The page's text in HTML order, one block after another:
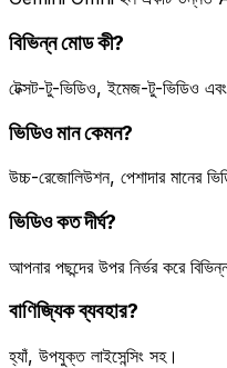
বিভিন্ন মোড কী?
টেক্সট-টু-ভিডিও, ইমেজ-টু-ভিডিও
ভিডিও মান কেমন?
উচ্চ-রেজোলিউশন, পেশাদার মানের
ভিডিও কত দীর্ঘ?
আপনার পছন্দের উপর নির্ভর করে
বাণিজ্যিক ব্যবহার?
হ্যাঁ, উপযুক্ত লাইসেন্সিং সহ।